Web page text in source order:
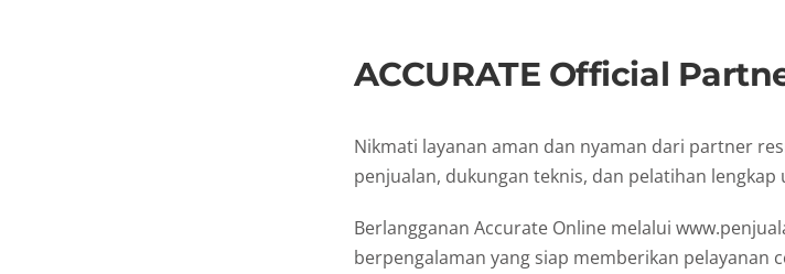
ACCURATE Official
Nikmati layanan aman dan nyaman dari partner
penjualan, dukungan teknis, dan pelatihan
Berlangganan Accurate Online melalui
berpengalaman yang siap memberikan pelayanan